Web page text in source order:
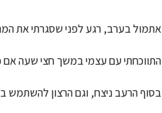
אתמול בערב, רגע לפני שסגרתי את
התווכחתי עם עצמי במשך חצי שעה
בסוף הרעב ניצח, וגם הרצון להשתמש